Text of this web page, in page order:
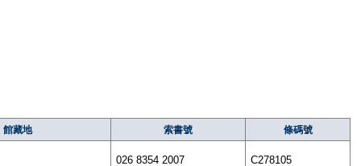
館藏地 索書號 條碼號
026 8354 2007 C278105